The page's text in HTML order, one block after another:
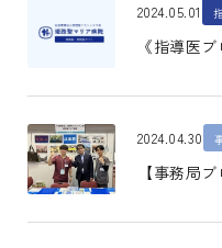
2024.05.01
《指導医
2024.04.30
【事務局